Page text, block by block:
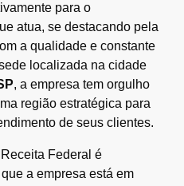
para o
atua, se destacando pela
a qualidade e constante
localizada na cidade
, a empresa tem orgulho
região estratégica para
de seus clientes.
Federal é
a empresa está em